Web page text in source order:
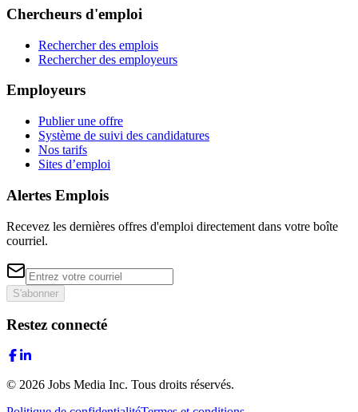
Chercheurs d'emploi
Rechercher des emplois
Rechercher des employeurs
Employeurs
Publier une offre
Système de suivi des candidatures
Nos tarifs
Sites d’emploi
Alertes Emplois
Recevez les dernières offres d'emploi directement dans votre boîte
courriel.
S'abonner
Restez connecté
© 2026 Jobs Media Inc. Tous droits réservés.